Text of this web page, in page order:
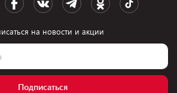
на новости и акции
Подписаться